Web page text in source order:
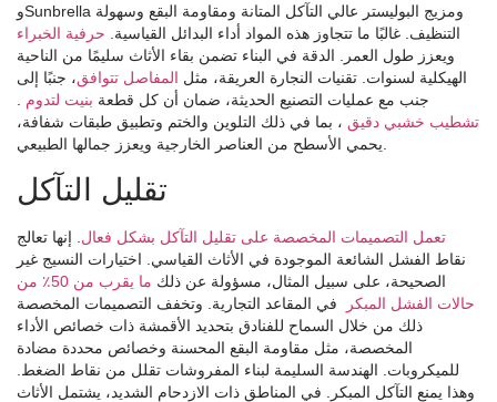
وSunbrella ومزيج البوليستر عالي التآكل المتانة ومقاومة البقع وسهولة
التنظيف. غالبًا ما تتجاوز هذه المواد أداء البدائل القياسية. حرفية الخبراء
ويعزز طول العمر. الدقة في البناء تضمن بقاء الأثاث سليمًا من الناحية
الهيكلية لسنوات. تقنيات النجارة العريقة، مثل المفاصل تتوافق، جنبًا إلى
جنب مع عمليات التصنيع الحديثة، ضمان أن كل قطعة بنيت لتدوم
تشطيب خشبي دقيق ، بما في ذلك التلوين والختم وتطبيق طبقات شفافة،
تقليل التآكل
تعمل التصميمات المخصصة على تقليل التآكل بشكل فعال . إنها تعالج
نقاط الفشل الشائعة الموجودة في الأثاث القياسي. اختيارات النسيج غير
الصحيحة، على سبيل المثال، مسؤولة عن ذلك
ما يقرب من 50٪ من
حالات الفشل المبكر
في المقاعد التجارية. وتخفف التصميمات المخصصة
ذلك من خلال السماح للفنادق بتحديد الأقمشة ذات خصائص الأداء
المخصصة، مثل مقاومة البقع المحسنة وخصائص محددة مضادة
للميكروبات. الهندسة السليمة لبناء المفروشات تقلل من نقاط الضغط.
وهذا يمنع التآكل المبكر. في المناطق ذات الازدحام الشديد، يشتمل الأثاث